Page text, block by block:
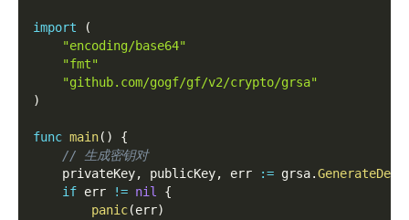
import
(
"encoding/base64"
"fmt"
"github.com/gogf/gf/v2/crypto/grsa"
)
func main( )
{
// 生成密钥对
    privateKey
, publicKey, err := grsa.
if err != nil
{
panic(err)